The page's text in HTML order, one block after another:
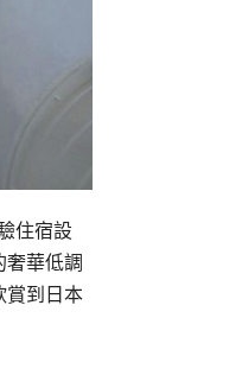
住宿設
奢華低調
賞到日本